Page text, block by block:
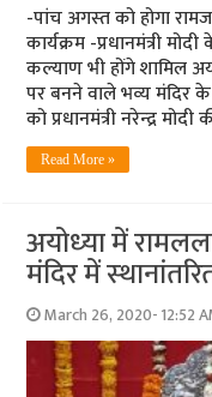
-पांच अगस्‍त को होगा
कार्यक्रम -प्रधानमंत्री
कल्‍याण भी होंगे शामिल
पर बनने वाले भव्‍य मंदिर
को प्रधानमंत्री नरेन्‍द्र
Read More »
अयोध्‍या में
मंदिर में
March 26, 2020- 12:52